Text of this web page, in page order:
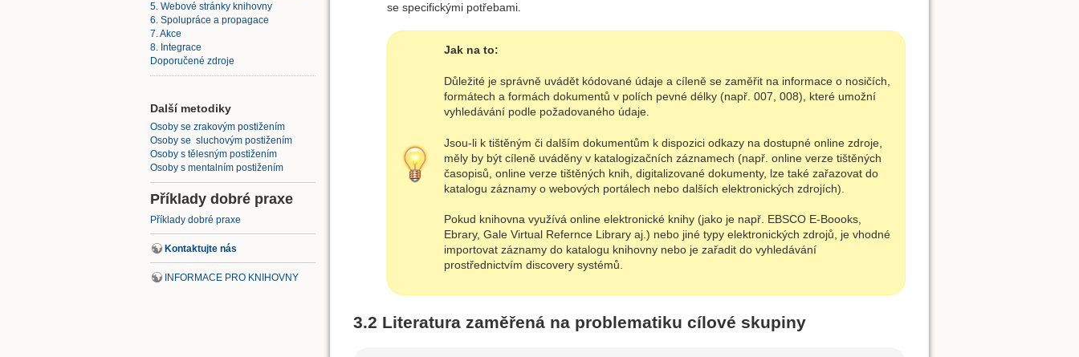
5. Webové stránky knihovny
6. Spolupráce a propagace
7. Akce
8. Integrace
Doporučené zdroje
Další metodiky
Osoby se zrakovým postižením
Osoby se sluchovým postižením
Osoby s tělesným postižením
Osoby s mentalním postižením
Příklady dobré praxe
Příklady dobré praxe
Kontaktujte nás
INFORMACE PRO KNIHOVNY
se specifickými potřebami.
Jak na to:
Důležité je správně uvádět kódované údaje a cíleně se zaměřit na informace o nosičích,
formátech a formách dokumentů v polích pevné délky (např. 007, 008), které umožní
vyhledávání podle požadovaného údaje.
Jsou-li k tištěným či dalším dokumentům k dispozici odkazy na dostupné online zdroje,
měly by být cíleně uváděny v katalogizačních záznamech (např. online verze tištěných
časopisů, online verze tištěných knih, digitalizované dokumenty, lze také zařazovat do
katalogu záznamy o webových portálech nebo dalších elektronických zdrojích).
Pokud knihovna využívá online elektronické knihy (jako je např. EBSCO E-Boooks,
Ebrary, Gale Virtual Refernce Library aj.) nebo jiné typy elektronických zdrojů, je vhodné
importovat záznamy do katalogu knihovny nebo je zařadit do vyhledávání
prostřednictvím discovery systémů.
3.2 Literatura zaměřená na problematiku cílové skupiny